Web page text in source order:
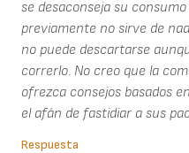
se desaconseja su
previamente no sirve de
no puede descartarse
correrlo. No creo que la
ofrezca consejos basados
el afán de fastidiar a sus
Respuesta